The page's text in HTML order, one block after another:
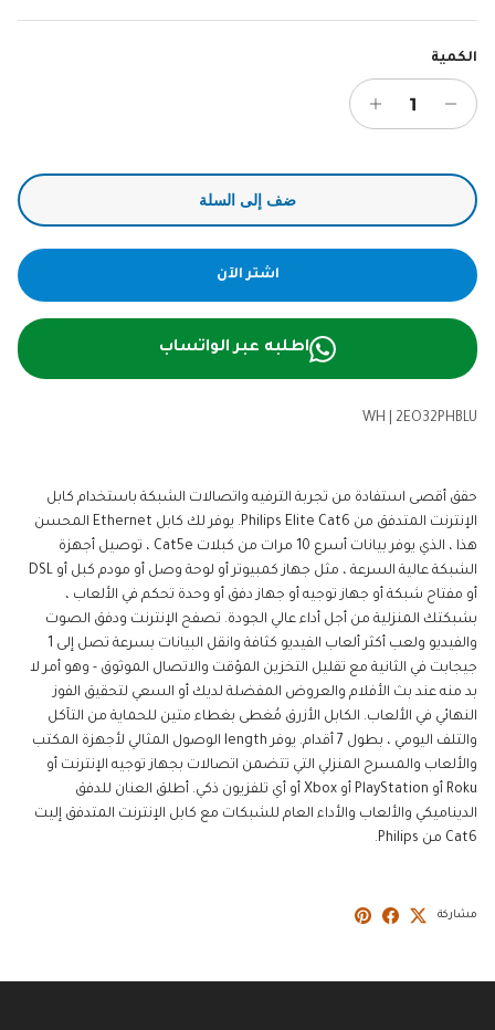
الكمية
ضف إلى السلة
اشتر الآن
اطلبه عبر الواتساب
WH 2EO32PHBLU
حقق أقصى استفادة من تجربة الترفيه واتصالات الشبكة باستخدام كابل
الإنترنت المتدفق من Philips Elite Cat6. يوفر لك كابل Ethernet المحسن
هذا ، الذي يوفر بيانات أسرع 10 مرات من كبلات Cat5e ، توصيل أجهزة
الشبكة عالية السرعة ، مثل جهاز كمبيوتر أو لوحة وصل أو مودم كبل أو DSL
أو مفتاح شبكة أو جهاز توجيه أو جهاز دفق أو وحدة تحكم في الألعاب ،
بشبكتك المنزلية من أجل أداء عالي الجودة. تصفح الإنترنت ودفق الصوت
والفيديو ولعب أكثر ألعاب الفيديو كثافة وانقل البيانات بسرعة تصل إلى 1
جيجابت في الثانية مع تقليل التخزين المؤقت والاتصال الموثوق - وهو أمر لا
بد منه عند بث الأفلام والعروض المفضلة لديك أو السعي لتحقيق الفوز
النهائي في الألعاب. الكابل الأزرق مُغطى بغطاء متين للحماية من التآكل
والتلف اليومي ، بطول 7 أقدام. يوفر length الوصول المثالي لأجهزة المكتب
والألعاب والمسرح المنزلي التي تتضمن اتصالات بجهاز توجيه الإنترنت أو
Roku أو PlayStation أو Xbox أو أي تلفزيون ذكي. أطلق العنان للدفق
الديناميكي والألعاب والأداء العام للشبكات مع كابل الإنترنت المتدفق إليت
Cat6 من Philips.
مشاركة